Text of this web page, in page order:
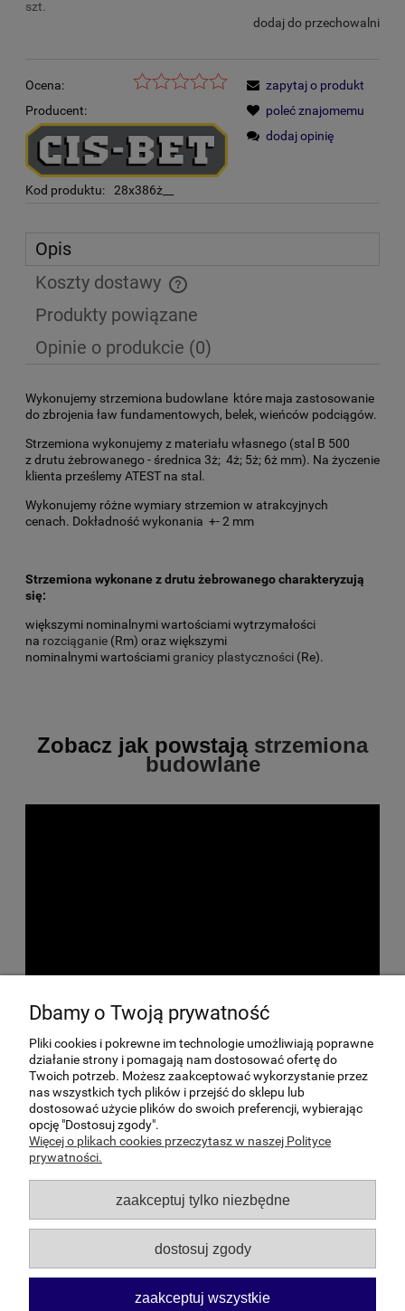
szt.
dodaj do przechowalni
Ocena:
Producent:
Kod produktu: 28x386ż__
zapytaj o produkt
poleć znajomemu
dodaj opinię
Opis
Koszty dostawy
Cena nie zawiera ewentualnych kosztów płatności
Produkty powiązane
Opinie o produkcie (0)
Wykonujemy strzemiona budowlane które maja zastosowanie
do zbrojenia ław fundamentowych, belek, wieńców podciągów.
Strzemiona wykonujemy z materiału własnego (stal B 500
z drutu żebrowanego - średnica 3ż; 4ż; 5ż; 6ż mm). Na życzenie
klienta prześlemy ATEST na stal.
Wykonujemy różne wymiary strzemion w atrakcyjnych
cenach. Dokładność wykonania +- 2 mm
Strzemiona wykonane z drutu żebrowanego charakteryzują
się:
większymi nominalnymi wartościami wytrzymałości
na rozciąganie (Rm) oraz większymi
nominalnymi wartościamigranicy plastyczności (Re).
Zobacz jak powstają strzemiona
budowlane
Pomoc
Płatności i dostawa
Informacje
O nas
Dbamy o Twoją prywatność
Pliki cookies i pokrewne im technologie umożliwiają poprawne
działanie strony i pomagają nam dostosować ofertę do
Twoich potrzeb. Możesz zaakceptować wykorzystanie przez
nas wszystkich tych plików i przejść do sklepu lub
dostosować użycie plików do swoich preferencji, wybierając
opcję "Dostosuj zgody".
Więcej o plikach cookies przeczytasz w naszej Polityce
prywatności.
zaakceptuj tylko niezbędne
dostosuj zgody
zaakceptuj wszystkie